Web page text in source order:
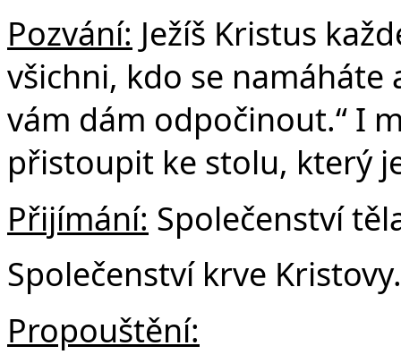
Pozvání: Ježíš Kristus
všichni, kdo se namáháte
vám dám odpočinout.“ I
přistoupit ke stolu, který
Přijímání: Společenství
Společenství krve Kristovy.
Propouštění: